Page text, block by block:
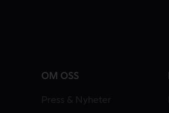
OM OSS
Press & Nyheter